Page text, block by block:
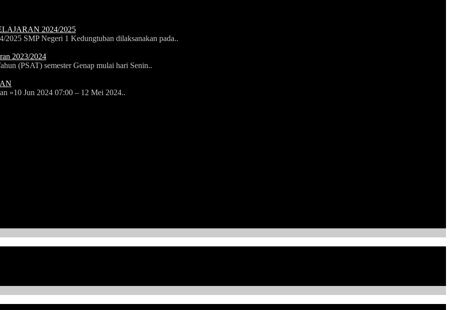
2024/2025
2025 SMP Negeri 1 Kedungtuban dilaksanakan pada..
2023/2024
(PSAT) semester Genap mulai hari Senin..
»10 Jun 2024 07:00 – 12 Mei 2024..